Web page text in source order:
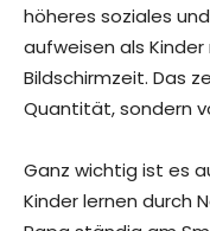
höheres soziales
aufweisen als
Bildschirmzeit. Das
Quantität, sondern
Ganz wichtig ist es
Kinder lernen durch